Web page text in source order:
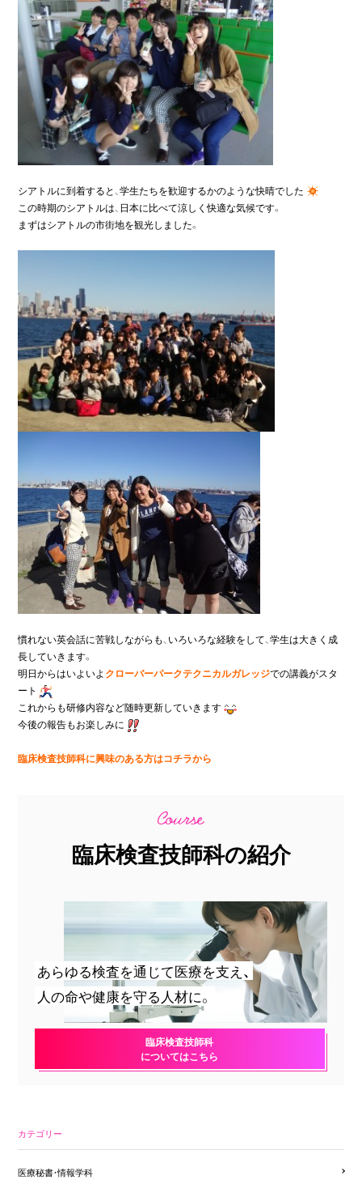
シアトルに到着すると、学生たちを歓迎するかのような快晴でした
この時期のシアトルは、日本に比べて涼しく快適な気候です。
まずはシアトルの市街地を観光しました。
慣れない英会話に苦戦しながらも、いろいろな経験をして、学生は大きく成
長していきます。
明日からはいよいよクローバーパークテクニカルガレッジでの講義がスタ
ート
これからも研修内容など随時更新していきます
今後の報告もお楽しみに
臨床検査技師科に興味のある方はコチラから
臨床検査技師科の紹介
あらゆる検査を通じて医療を支え、
人の命や健康を守る人材に。
臨床検査技師科
についてはこちら
カテゴリー
医療秘書・情報学科